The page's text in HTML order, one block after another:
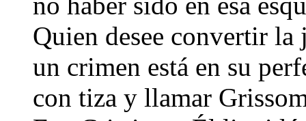
Quien desee convertir la
un crimen está en su
con tiza y llamar